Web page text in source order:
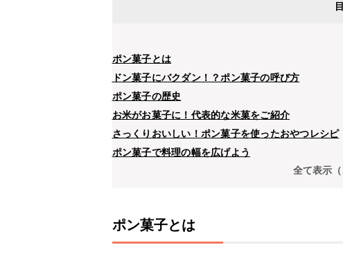
ポン菓子とは
ドン菓子にバクダン！？ポン菓子の呼び方
ポン菓子の歴史
お米がお菓子に！代表的な米菓をご紹介
さっくりおいしい！ポン菓子を使ったおやつレシピ
ポン菓子で料理の幅を広げよう
全て表示（
ポン菓子とは